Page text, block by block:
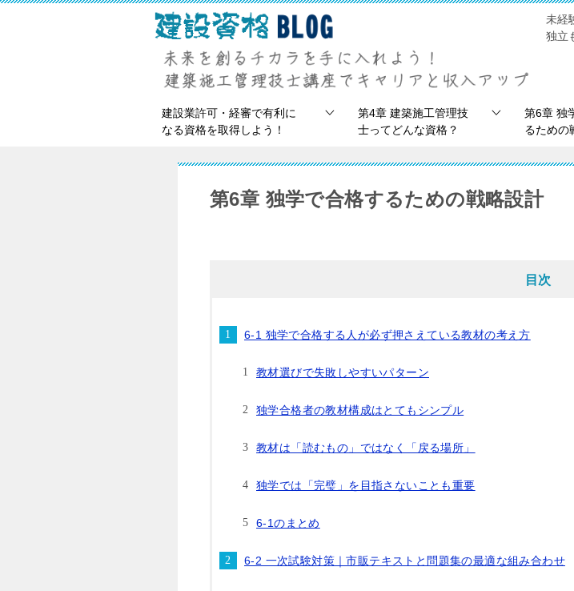
未経
独立
建設業許可・経審で有利に
なる資格を取得しよう！
第4章 建築施工管理技
士ってどんな資格？
第6章 独
るための
第6章 独学で合格するための戦略設計
目次
6-1 独学で合格する人が必ず押さえている教材の考え方
教材選びで失敗しやすいパターン
独学合格者の教材構成はとてもシンプル
教材は「読むもの」ではなく「戻る場所」
独学では「完璧」を目指さないことも重要
6-1のまとめ
6-2 一次試験対策｜市販テキストと問題集の最適な組み合わせ